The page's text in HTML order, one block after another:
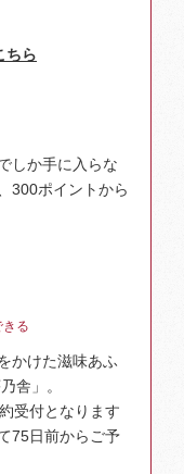
ちら
しか手に入らな
300ポイントから
る
かけた滋味あふ
舎」。
受付となります
75日前からご予